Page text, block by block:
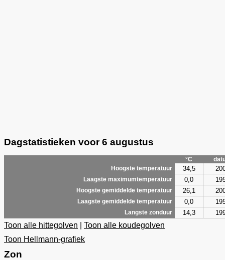
Dagstatistieken voor 6 augustus
°C
Hoogste temperatuur
34,5
Laagste maximumtemperatuur 0,0
Hoogste gemiddelde temperatuur 26,1
Laagste gemiddelde temperatuur 0,0
Langste zonduur 14,3
Toon alle hittegolven
Toon alle koudegolven
Toon Hellmann-grafiek
Zon